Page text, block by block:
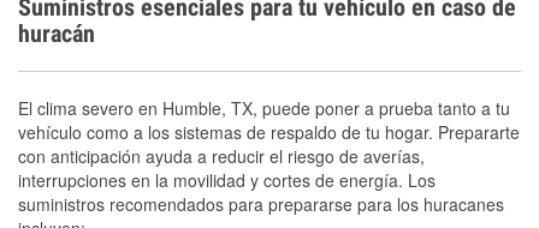
Suministros esenciales para tu vehículo en caso de
huracán
El clima severo en Humble, TX, puede poner a prueba tanto a tu
vehículo como a los sistemas de respaldo de tu hogar. Prepararte
con anticipación ayuda a reducir el riesgo de averías,
interrupciones en la movilidad y cortes de energía. Los
suministros recomendados para prepararse para los huracanes